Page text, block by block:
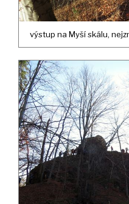
výstup na Myší skálu,